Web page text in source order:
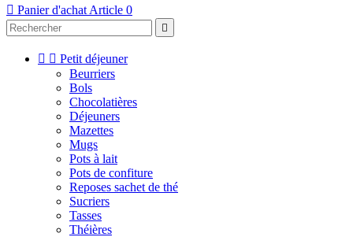
 Panier d'achat Article 0

  Petit déjeuner
Beurriers
Bols
Chocolatières
Déjeuners
Mazettes
Mugs
Pots à lait
Pots de confiture
Reposes sachet de thé
Sucriers
Tasses
Théières